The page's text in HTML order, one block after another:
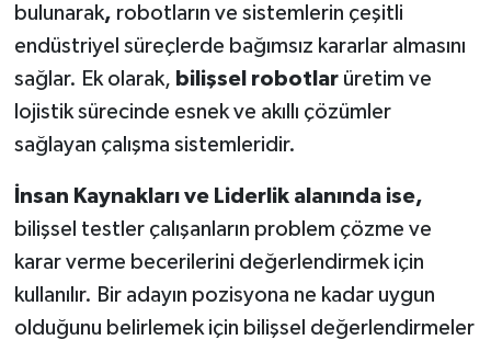
bulunarak, robotların ve sistemlerin çeşitli
endüstriyel süreçlerde bağımsız kararlar almasını
sağlar. Ek olarak, bilişsel robotlarüretim ve
lojistik sürecinde esnek ve akıllı çözümler
sağlayan çalışma sistemleridir.
İnsan Kaynakları ve Liderlik alanında ise,
bilişsel testler çalışanların problem çözme ve
karar verme becerilerini değerlendirmek için
kullanılır. Bir adayın pozisyona ne kadar uygun
olduğunu belirlemek için bilişsel değerlendirmeler